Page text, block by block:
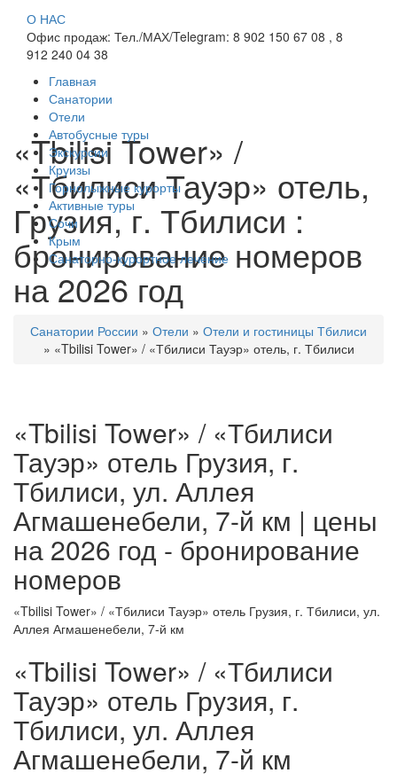
О НАС
Офис продаж: Тел./МАХ/Telegram: 8 902 150 67 08 , 8
912 240 04 38
Главная
Санатории
Отели
Автобусные туры
Экскурсии
Круизы
Горнолыжные курорты
Активные туры
Сочи
Крым
Санаторно-курортное лечение
«Tbilisi Tower» /
«Тбилиси Тауэр» отель,
Грузия, г. Тбилиси :
бронирование номеров
на 2026 год
Санатории России » Отели » Отели и гостиницы Тбилиси
» «Tbilisi Tower» / «Тбилиси Тауэр» отель, г. Тбилиси
«Tbilisi Tower» / «Тбилиси
Тауэр» отель Грузия, г.
Тбилиси, ул. Аллея
Агмашенебели, 7-й км | цены
на 2026 год - бронирование
номеров
«Tbilisi Tower» / «Тбилиси Тауэр» отель Грузия, г. Тбилиси, ул.
Аллея Агмашенебели, 7-й км
«Tbilisi Tower» / «Тбилиси
Тауэр» отель Грузия, г.
Тбилиси, ул. Аллея
Агмашенебели, 7-й км